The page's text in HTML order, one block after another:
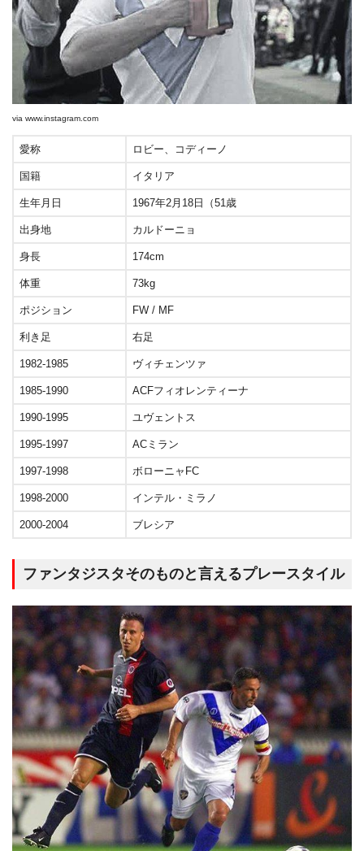
via www.instagram.com
愛称 ロビー、コディーノ
国籍 イタリア
生年月日 1967年2月18日（51歳
出身地 カルドーニョ
身長 174cm
体重 73kg
ポジション FW / MF
利き足 右足
1982-1985 ヴィチェンツァ
1985-1990 ACFフィオレンティーナ
1990-1995 ユヴェントス
1995-1997 ACミラン
1997-1998 ボローニャFC
1998-2000 インテル・ミラノ
2000-2004 ブレシア
ファンタジスタそのものと言えるプレースタイル